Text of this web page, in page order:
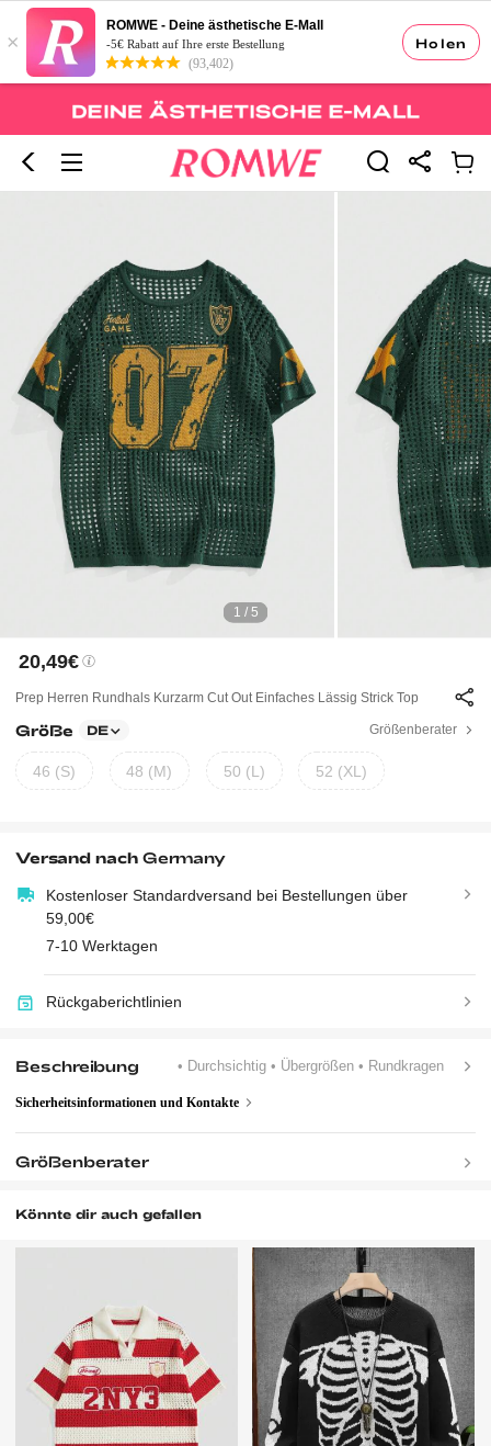
Holen
×
ROMWE - Deine ästhetische E-Mall
-5€ Rabatt auf Ihre erste Bestellung
(93,402)
1 / 5
20,49€
Prep Herren Rundhals Kurzarm Cut Out Einfaches Lässig Strick Top
Größe DE Größenberater
46 (S) 48 (M) 50 (L) 52 (XL)
Versand nachGermany
Kostenloser Standardversand bei Bestellungen über
59,00€
7-10 Werktagen
Rückgaberichtlinien
Beschreibung • Durchsichtig• Übergrößen• Rundkragen
Sicherheitsinformationen und Kontakte
Größenberater
Könnte dir auch gefallen